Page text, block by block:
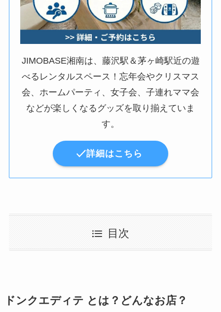
JIMOBASE湘南は、藤沢駅＆茅ヶ崎駅近の遊
べるレンタルスペース！忘年会やクリスマス
会、ホームパーティ、女子会、子連れママ会
などが楽しくなるグッズを取り揃えていま
す。
詳細はこちら
目次
ドンクエディテ とは？どんなお店？